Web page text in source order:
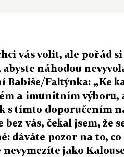
vás volit, ale pořád
abyste náhodou
Babiše/Faltýnka: „Ke
a imunitním výboru,
s tímto doporučením
vás, čekal jsem, že
dáváte pozor na to,
nevymezíte jako